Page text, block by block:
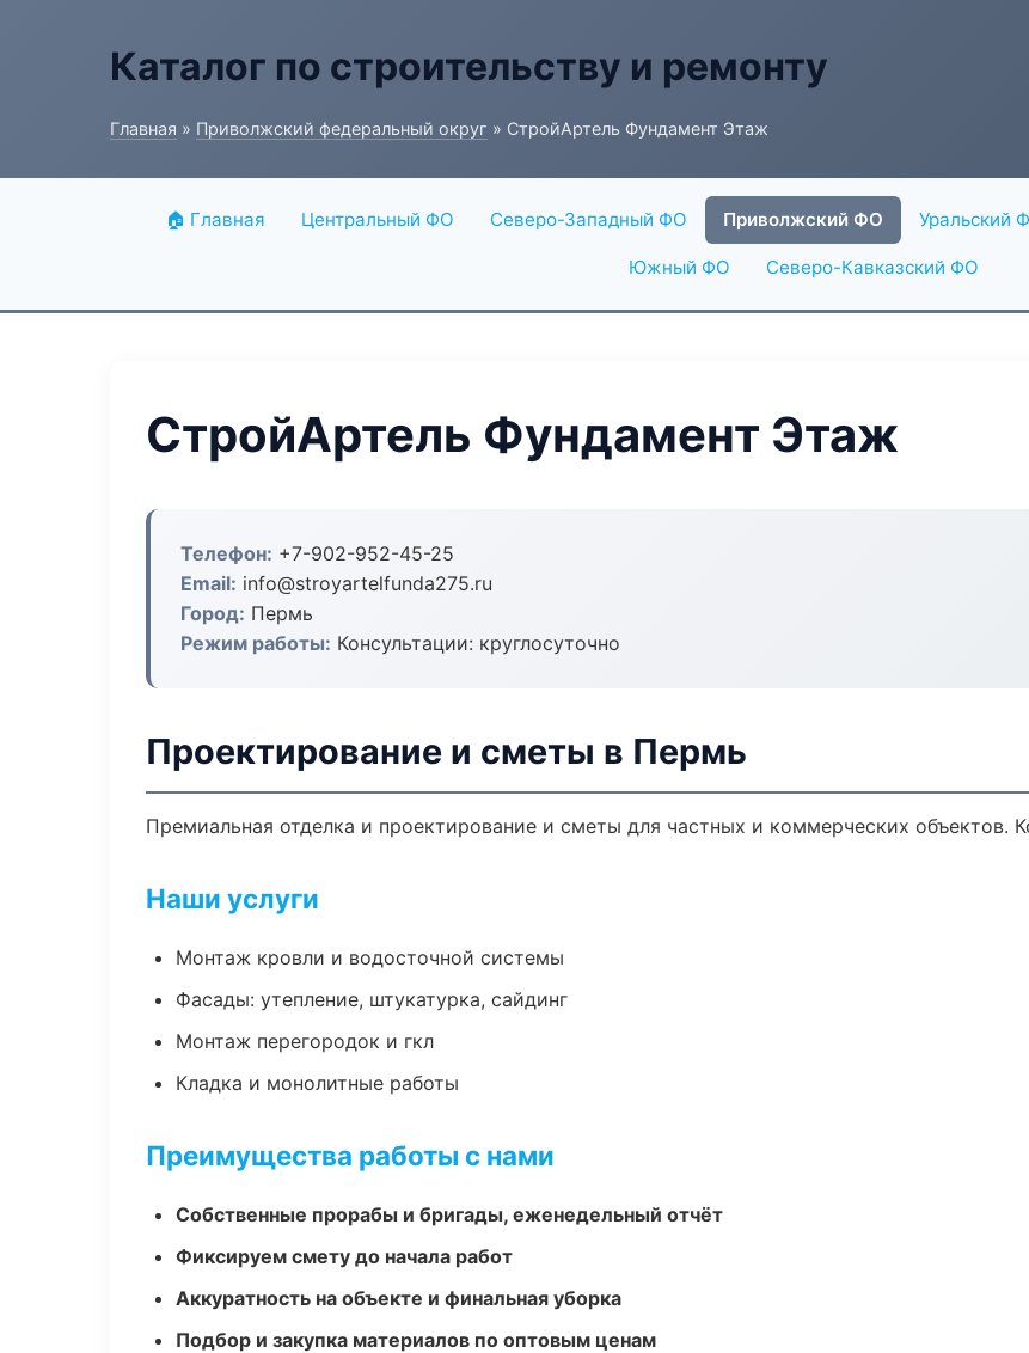
Каталог по строительству и ремонту
Главная » Приволжский федеральный округ » СтройАртель Фундамент Этаж
🏠 Главная Центральный ФО Северо-Западный ФО Приволжский ФО Уральский
Южный ФО Северо-Кавказский ФО
СтройАртель Фундамент Этаж
Телефон: +7-902-952-45-25
Email: info@stroyartelfunda275.ru
Город: Пермь
Режим работы: Консультации: круглосуточно
Проектирование и сметы в Пермь
Премиальная отделка и проектирование и сметы для частных и коммерческих объектов.
Наши услуги
Монтаж кровли и водосточной системы
Фасады: утепление, штукатурка, сайдинг
Монтаж перегородок и гкл
Кладка и монолитные работы
Преимущества работы с нами
Собственные прорабы и бригады, еженедельный отчёт
Фиксируем смету до начала работ
Аккуратность на объекте и финальная уборка
Подбор и закупка материалов по оптовым ценам